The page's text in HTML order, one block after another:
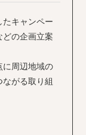
たキャンペー
どの企画立案
に周辺地域の
がる取り組